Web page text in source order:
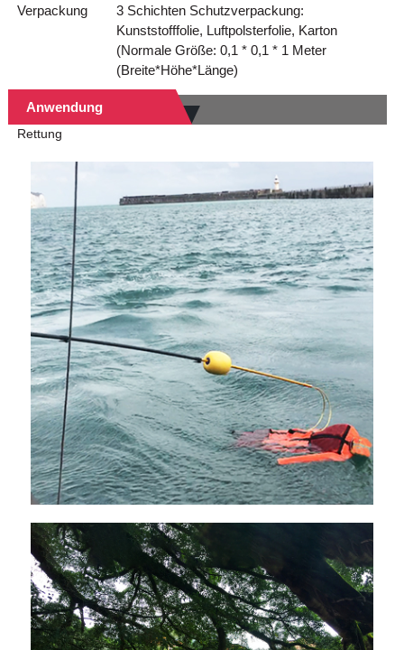
Verpackung
3 Schichten Schutzverpackung:
Kunststofffolie, Luftpolsterfolie, Karton
(Normale Größe: 0,1 * 0,1 * 1 Meter
(Breite*Höhe*Länge)
Anwendung
Rettung